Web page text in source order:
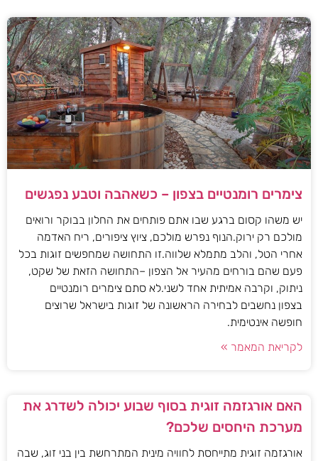
צימרים רומנטיים בצפון – כשאהבה וטבע נפגשים
יש משהו קסום ברגע שבו אתם פותחים את החלון בבוקר ורואים
מולכם רק ירוק.הנוף נפרש מולכם, ציוץ ציפורים, ריח האדמה
אחרי הטל, והלב מתמלא שלווה.זו התחושה שמחפשים זוגות בכל
פעם שהם בורחים מהעיר אל הצפון –התחושה הזאת של שקט,
ניתוק, וקרבה אמיתית אחד לשני.לא סתם צימרים רומנטיים
בצפון נחשבים לבחירה הראשונה של זוגות בישראל שרוצים
חופשה אינטימית.
לקריאת המאמר »
האם אורגזמה זוגית בסוף שבוע יכולה לשדרג את
מערכת היחסים שלכם?
אורגזמה זוגית מתייחסת לחוויה מינית המתרחשת בין בני זוג, שבה